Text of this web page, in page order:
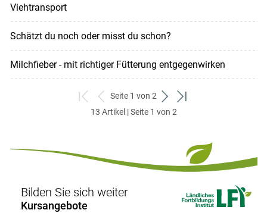
Viehtransport
Schätzt du noch oder misst du schon?
Milchfieber - mit richtiger Fütterung entgegenwirken
zum
ersten
zurück
zum
Seite 1 von 2
weiter
zum
zum
13 Artikel | Seite 1 von 2
Bilden Sie sich weiter
Kursangebote